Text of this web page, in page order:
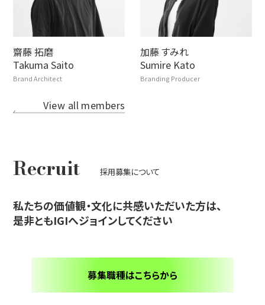
齋藤 拓磨
Takuma Saito
Brand Architect
加藤 すみれ
Sumire Kato
Branding Producer
Recruit 採用募集について
私たちの価値観・文化に共感いただいた方は、
是非ともIGIへジョインしてください
募集職種はこちらから